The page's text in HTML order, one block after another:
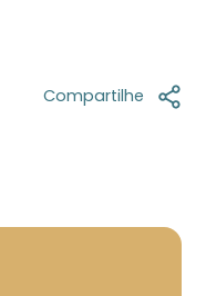
Compartilhe